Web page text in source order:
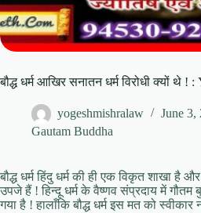
बौद्ध धर्म आखिर सनातन धर्म विरोधी क्यों थे !
yogeshmishralaw
June 3,
Gautam Buddha
बौद्ध धर्म हिंदु धर्म की ही एक विकृत शाखा है
उपजे हैं ! हिन्दू धर्म के वैष्णव संप्रदाय में गौतम
गया है ! हालाँकि बौद्ध धर्म इस मत को स्वीकार